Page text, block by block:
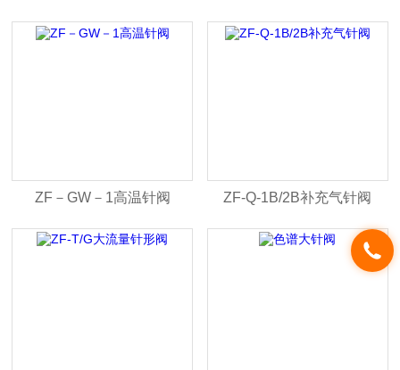
ZF－GW－1高温针阀 ZF-Q-1B/2B补充气针阀